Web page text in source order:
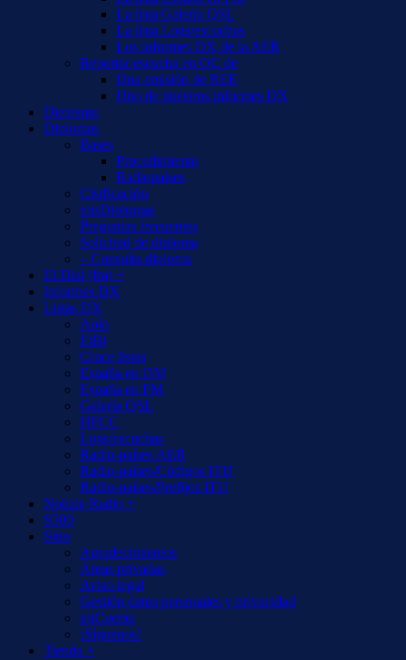
La lista Galería QSL
La lista Logs/escuchas
Los informes DX de la AER
Reportar escucha en OC de
Una emisión de REE
Uno de nuestros informes DX
Diexismo
Diplomas
Bases
Procedimiento
Radiopaíses
Clsificación
misDiplomas
Preguntas frecuentes
Solicitud de diploma
– Consulta diploma
El Dial (fm) +
Informes DX
Listas DX
Aoki
EiBi
Cruce listas
España en OM
España en FM
Galería QSL
HFCC
Logs/escuchas
Radio-países AER
Radio-países/Códigos ITU
Radio-países/Prefijos ITU
Notizie Radio +
S500
Sitio
Agradecimientos
Áreas privadas
Aviso legal
Gestión datos personales y privacidad
miCuenta
¡Síguenos!
Tienda +